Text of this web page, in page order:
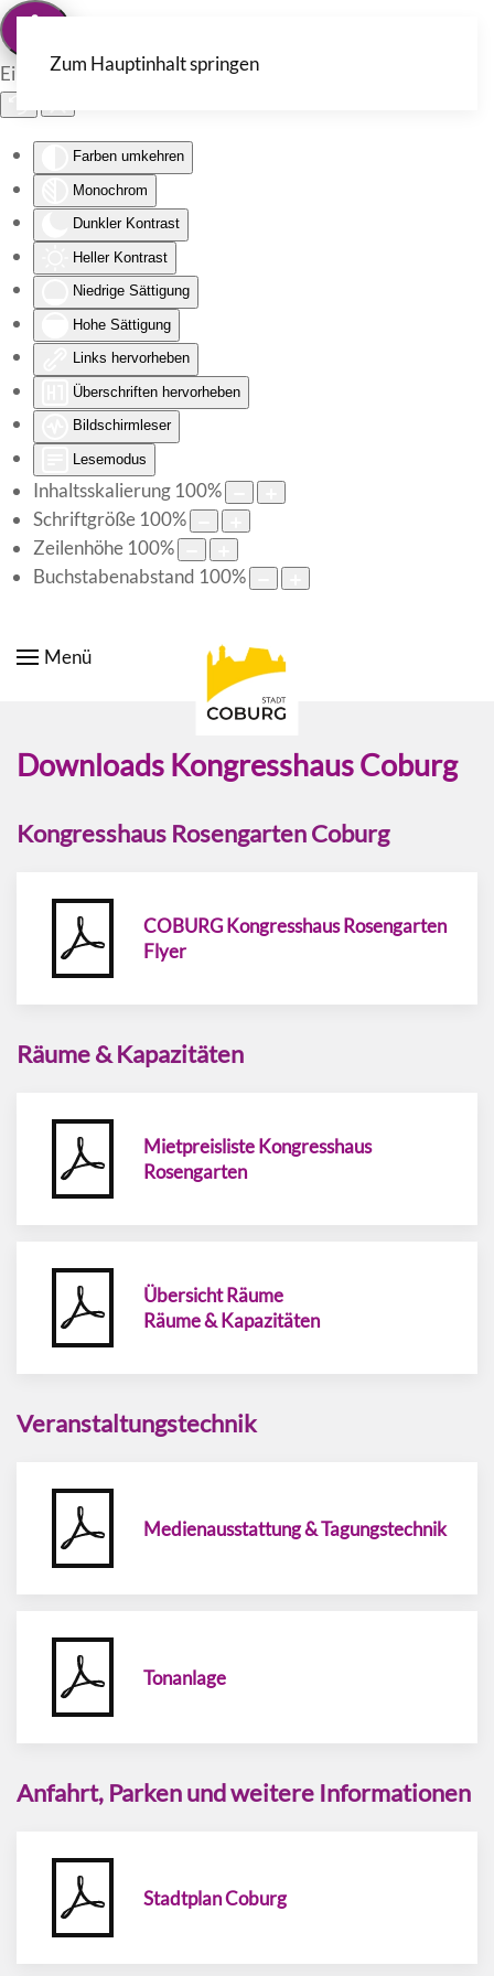
Eingabehilfen öffnen
Farben umkehren
Monochrom
Dunkler Kontrast
Heller Kontrast
Niedrige Sättigung
Hohe Sättigung
Links hervorheben
Überschriften hervorheben
Bildschirmleser
Lesemodus
Inhaltsskalierung 100%
Schriftgröße 100%
Zeilenhöhe 100%
Buchstabenabstand 100%
Zum Hauptinhalt springen
Menü
Downloads Kongresshaus Coburg
Kongresshaus Rosengarten Coburg
COBURG Kongresshaus Rosengarten
Flyer
Räume & Kapazitäten
Mietpreisliste Kongresshaus
Rosengarten
Übersicht Räume
Räume & Kapazitäten
Veranstaltungstechnik
Medienausstattung & Tagungstechnik
Tonanlage
Anfahrt, Parken und weitere Informationen
Stadtplan Coburg